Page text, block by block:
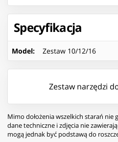
Specyfikacja
Model: Zestaw 10/12/16
Zestaw narzędzi
Mimo dołożenia wszelkich starań
dane techniczne i zdjęcia nie
mogą jednak być podstawą do